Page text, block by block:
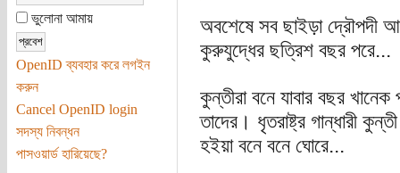
ভুলোনা আমায়
OpenID ব্যবহার করে লগইন
করুন
Cancel OpenID login
সদস্য নিবন্ধন
পাসওয়ার্ড হারিয়েছে?
অবশেষে সব ছাইড়া দ্রৌপদী
কুরুযুদ্ধের ছত্রিশ বছর পরে...
কুন্তীরা বনে যাবার বছর
তাদের। ধৃতরাষ্ট্র গান্ধারী
হইয়া বনে বনে ঘোরে...